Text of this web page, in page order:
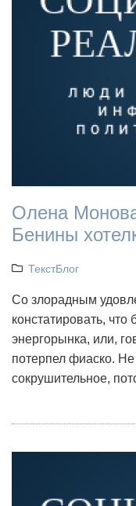
Олена
Бенины
ТекстБлог
Со злорадным
констатировать, что
энергорынка, или,
потерпел фиаско. Не
сокрушительное,